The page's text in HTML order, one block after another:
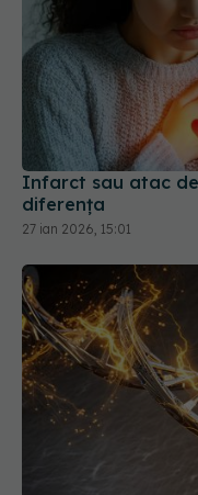
Infarct sau atac
diferența
27 ian 2026, 15:01
Combustibilul
cancer. Medicii
obezitate